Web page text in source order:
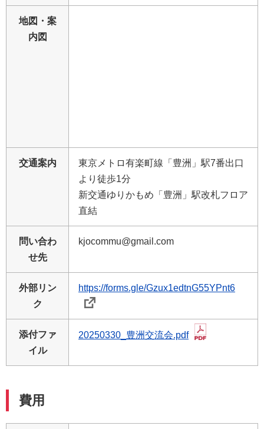
地図・案
内図
交通案内
東京メトロ有楽町線「豊洲」駅7番出口
より徒歩1分
新交通ゆりかもめ「豊洲」駅改札フロア
直結
問い合わ
せ先
kjocommu@gmail.com
外部リン
ク
https://forms.gle/Gzux1edtnG55YPnt6
添付ファ
イル
20250330_豊洲交流会.pdf
費用